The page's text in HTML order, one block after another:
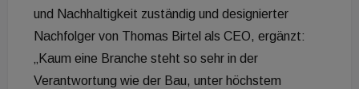
und Nachhaltigkeit zuständig und designierter
Nachfolger von Thomas Birtel als CEO, ergänzt:
„Kaum eine Branche steht so sehr in der
Verantwortung wie der Bau, unter höchstem